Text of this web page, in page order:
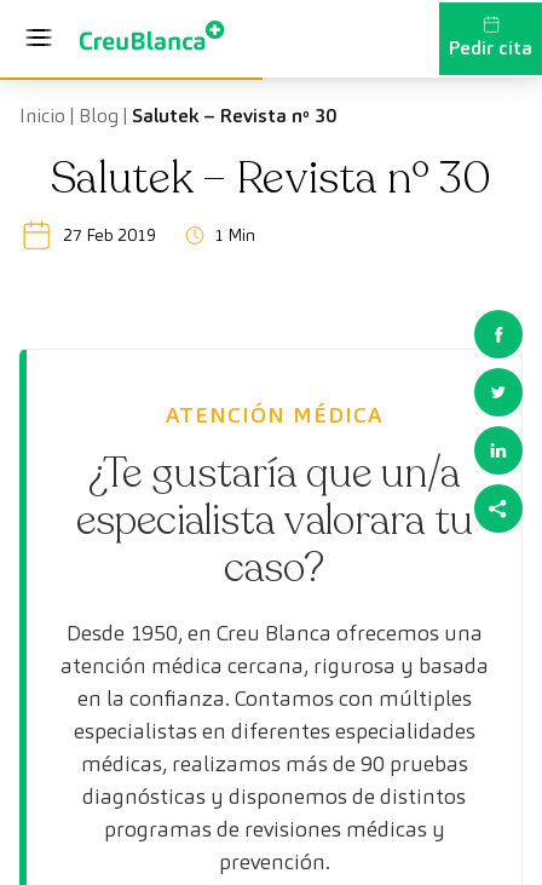
Pedir cita
Inicio | Blog | Salutek – Revista nº 30
Salutek – Revista nº 30
27 Feb 2019 1 Min
ATENCIÓN MÉDICA
¿Te gustaría que un/a
especialista valorara tu
caso?
Desde 1950, en Creu Blanca ofrecemos una
atención médica cercana, rigurosa y basada
en la confianza. Contamos con múltiples
especialistas en diferentes especialidades
médicas, realizamos más de 90 pruebas
diagnósticas y disponemos de distintos
programas de revisiones médicas y
prevención.